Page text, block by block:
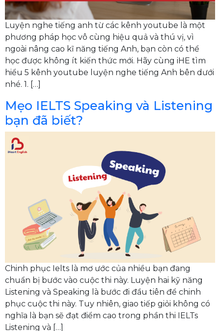
Luyện nghe tiếng anh từ các kênh youtube là một
phương pháp học vô cùng hiệu quả và thú vị, vì
ngoài nâng cao kĩ năng tiếng Anh, bạn còn có thể
học được không ít kiến thức mới. Hãy cùng iHE tìm
hiểu 5 kênh youtube luyện nghe tiếng Anh bên dưới
nhé. 1. […]
Mẹo IELTS Speaking và Listening
bạn đã biết?
Chinh phục Ielts là mơ ước của nhiều bạn đang
chuẩn bị bước vào cuộc thi này. Luyện hai kỹ năng
Listening và Speaking là bước đi đầu tiên để chinh
phục cuộc thi này. Tuy nhiên, giao tiếp giỏi không có
nghĩa là bạn sẽ đạt điểm cao trong phần thi IELTs
Listening và […]